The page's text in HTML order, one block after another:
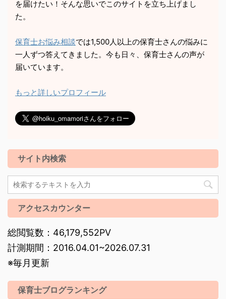
を届けたい！そんな思いでこのサイトを立ち上げまし
た。
保育士お悩み相談では1,500人以上の保育士さんの悩みに
一人ずつ答えてきました。今も日々、保育士さんの声が
届いています。
もっと詳しいプロフィール
サイト内検索
アクセスカウンター
総閲覧数：46,179,552PV
計測期間：2016.04.01~2026.07.31
※毎月更新
保育士ブログランキング